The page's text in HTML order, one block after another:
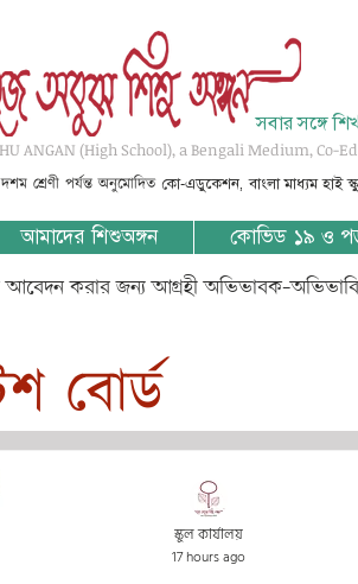
সবার সঙ্গে
ANGAN (High School), a Bengali Medium, Co-
শ্রেণী পর্যন্ত অনুমোদিত কো-এডুকেশন, বাংলা মাধ্যম হাই
আমাদের শিশুঅঙ্গন কোভিড ১৯ ও
আবেদন করার জন্য আগ্রহী অভিভাবক-
বোর্ড
স্কুল কার্যালয়
17 hours ago